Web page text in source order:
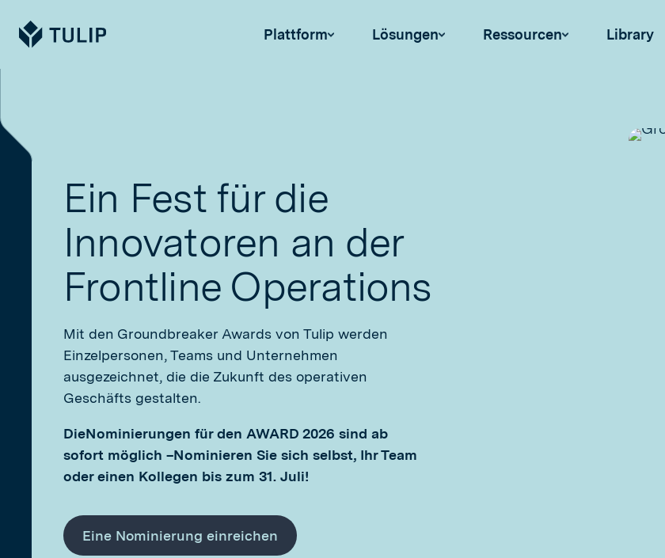
Tulip Plattform Lösungen Ressourcen Library
Ein Fest für die
Innovatoren an der
Frontline Operations
Mit den Groundbreaker Awards von Tulip werden
Einzelpersonen, Teams und Unternehmen
ausgezeichnet, die die Zukunft des operativen
Geschäfts gestalten.
DieNominierungen für den AWARD 2026 sind ab
sofort möglich –Nominieren Sie sich selbst, Ihr Team
oder einen Kollegen bis zum 31. Juli!
Eine Nominierung einreichen